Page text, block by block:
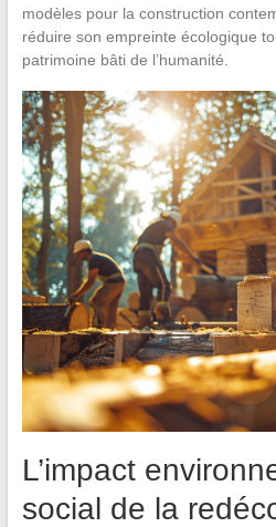
modèles pour la construction
réduire son empreinte écologique
patrimoine bâti de l’humanité.
L’impact
social de la